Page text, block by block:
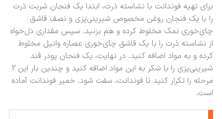
برای تهیه فوندانت با نشاسته ذرت، ابتدا یک فنجان شربت ذرت
را با یک فنجان روغن مخصوص شیرینی‌پزی و نصف قاشق
چای‌خوری نمک مخلوط کرده و هم بزنید. سپس مقداری دل‌خواه
از نشاسته ذرت را با یک قاشق چای‌خوری عصاره وانیل مخلوط
کرده و به مواد اضافه کنید. در نهایت، یک فنجان پودر قند
شیرینی‌پزی را با شکر به این مواد اضافه کنید و چندین بار این 2
مرحله را تکرار کنید تا فوندانت، سفت شود. خمیر فوندانت آماده
است.